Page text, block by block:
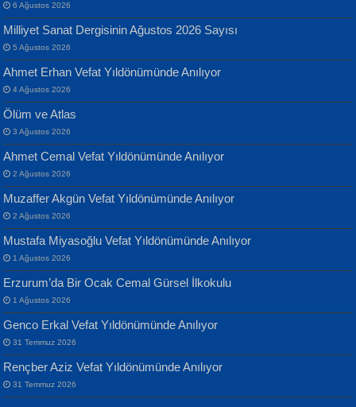
MUSTAFA KELOĞLU
Yarına İz Bırakmak...
ATİLLA ÖZEN
Sultan Olmadan Önce Eyüp...
EKREM KARABABA
Yılmaz Ekinci
Geceye Söylenen...
Banu Sancak
Defterimden İçeri...
İsmail Aydos
İnkisar...
6 Ağustos 2026
Milliyet Sanat Dergisinin Ağustos 2026 Sayısı
5 Ağustos 2026
Ahmet Erhan Vefat Yıldönümünde Anılıyor
4 Ağustos 2026
Ölüm ve Atlas
3 Ağustos 2026
Ahmet Cemal Vefat Yıldönümünde Anılıyor
2 Ağustos 2026
Muzaffer Akgün Vefat Yıldönümünde Anılıyor
2 Ağustos 2026
Mustafa Miyasoğlu Vefat Yıldönümünde Anılıyor
1 Ağustos 2026
Erzurum’da Bir Ocak Cemal Gürsel İlkokulu
1 Ağustos 2026
Genco Erkal Vefat Yıldönümünde Anılıyor
31 Temmuz 2026
Rençber Aziz Vefat Yıldönümünde Anılıyor
31 Temmuz 2026